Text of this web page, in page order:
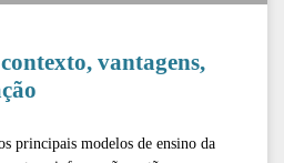
vantagens,
principais modelos de ensino da